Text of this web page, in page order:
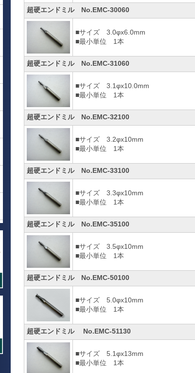
超硬エンドミル No.EMC-30060
■サイズ 3.0φx6.0mm
■最小単位 1本
超硬エンドミル No.EMC-31060
■サイズ 3.1φx10.0mm
■最小単位 1本
超硬エンドミル No.EMC-32100
■サイズ 3.2φx10mm
■最小単位 1本
超硬エンドミル No.EMC-33100
■サイズ 3.3φx10mm
■最小単位 1本
超硬エンドミル No.EMC-35100
■サイズ 3.5φx10mm
■最小単位 1本
超硬エンドミル No.EMC-50100
■サイズ 5.0φx10mm
■最小単位 1本
超硬エンドミル No.EMC-51130
■サイズ 5.1φx13mm
■最小単位 1本